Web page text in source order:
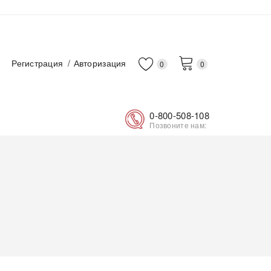
Регистрация Авторизация 0
0
0-800-508-108
Позвоните нам: